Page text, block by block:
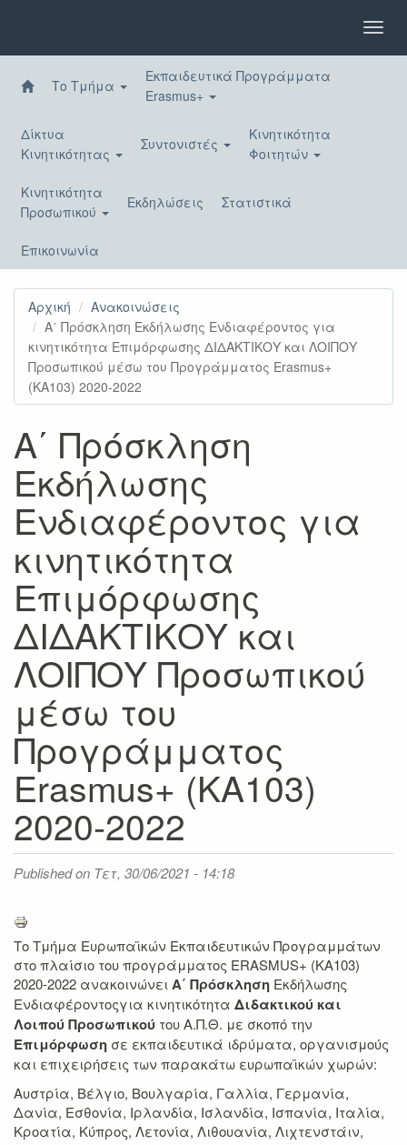
περιεχόμενο
Το Τμήμα
Εκπαιδευτικά Προγράμματα
Erasmus+
Δίκτυα
Κινητικότητας
Συντονιστές
Κινητικότητα
Φοιτητών
Κινητικότητα
Προσωπικού
Εκδηλώσεις Στατιστικά
Επικοινωνία
Αρχική
Ανακοινώσεις
Α΄ Πρόσκληση Εκδήλωσης Ενδιαφέροντος για
κινητικότητα Επιμόρφωσης ΔΙΔΑΚΤΙΚΟΥ και ΛΟΙΠΟΥ
Προσωπικού μέσω του Προγράμματος Erasmus+
(KA103) 2020-2022
Α΄ Πρόσκληση
Εκδήλωσης
Ενδιαφέροντος για
κινητικότητα
Επιμόρφωσης
ΔΙΔΑΚΤΙΚΟΥ και
ΛΟΙΠΟΥ Προσωπικού
μέσω του
Προγράμματος
Erasmus+ (KA103)
2020-2022
Published on Τετ, 30/06/2021 - 14:18
Το Τμήμα Ευρωπαϊκών Εκπαιδευτικών Προγραμμάτων
στο πλαίσιο του προγράμματος ERASMUS+ (KA103)
2020-2022 ανακοινώνει Α΄ Πρόσκληση Εκδήλωσης
Ενδιαφέροντοςγια κινητικότητα Διδακτικού και
Λοιπού Προσωπικού του Α.Π.Θ. με σκοπό την
Επιμόρφωση σε εκπαιδευτικά ιδρύματα, οργανισμούς
και επιχειρήσεις των παρακάτω ευρωπαϊκών χωρών:
Αυστρία, Βέλγιο, Βουλγαρία, Γαλλία, Γερμανία,
Δανία, Εσθονία, Ιρλανδία, Ισλανδία, Ισπανία, Ιταλία,
Κροατία, Κύπρος, Λετονία, Λιθουανία, Λιχτενστάιν,